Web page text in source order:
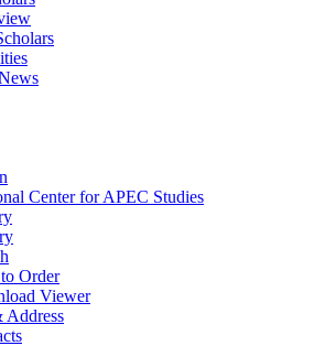
Center for APEC Studies
Order
Viewer
Address